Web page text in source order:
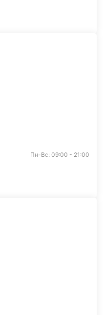
Пн-Вс: 09:00 - 21:00